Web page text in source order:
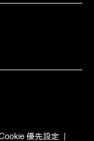
優先設定